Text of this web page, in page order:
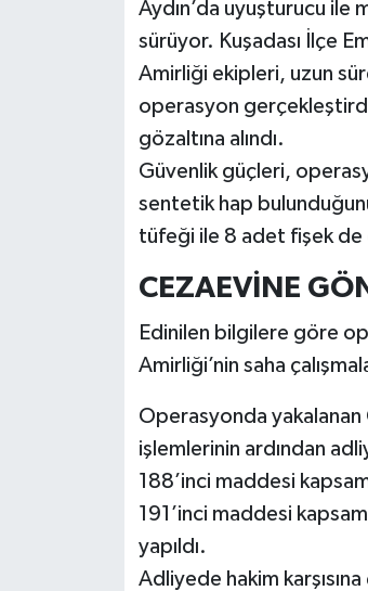
Aydın’da uyuşturucu ile
sürüyor. Kuşadası İlçe
Amirliği ekipleri, uzun
operasyon
gözaltına alındı.
Güvenlik güçleri,
sentetik hap
tüfeği ile 8 adet fişek de
CEZAEVİNE
Edinilen bilgilere göre
Amirliği’nin saha
Operasyonda
işlemlerinin ardından
188’inci maddesi
191’inci maddesi
yapıldı.
Adliyede hakim karşısına
MAGAZİN
ÖZEL HABER
ŞİRKET HABERLERİ
AFYONKARAHİSAR